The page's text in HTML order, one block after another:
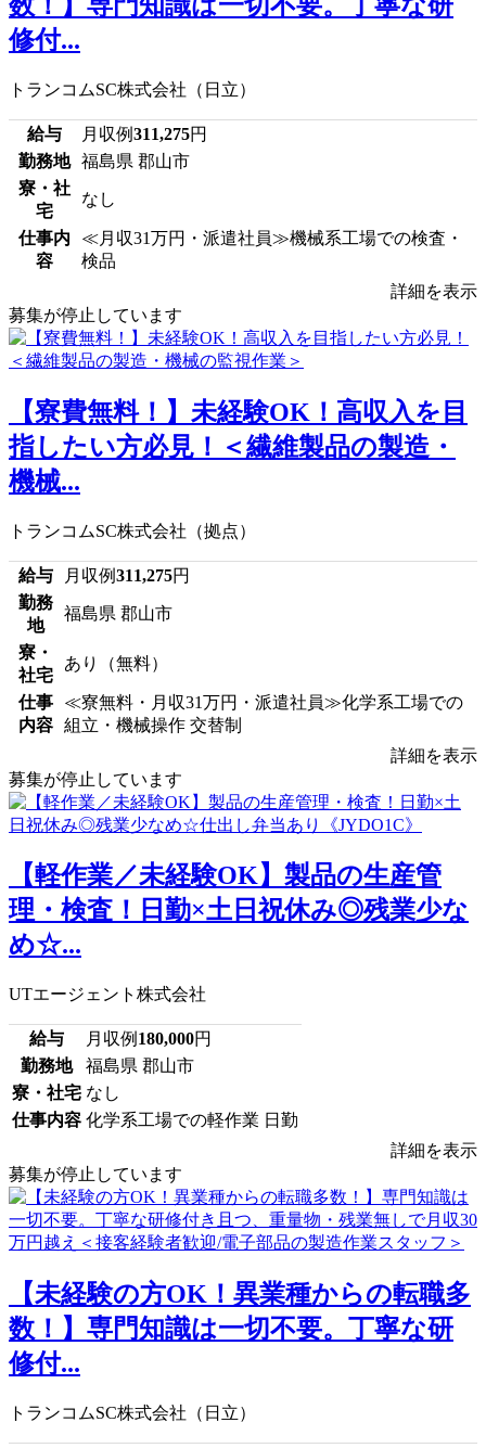
修付...
トランコムSC株式会社（日立）
給与 月収例311,275円
勤務地 福島県 郡山市
寮・社
宅
なし
仕事内
容
≪月収31万円・派遣社員≫機械系工場での検査・
検品
詳細を表示
募集が停止しています
【寮費無料！】未経験OK！高収入を目
指したい方必見！＜繊維製品の製造・
機械...
トランコムSC株式会社（拠点）
給与 月収例311,275円
勤務
地
福島県 郡山市
寮・
社宅
あり（無料）
仕事
内容
≪寮無料・月収31万円・派遣社員≫化学系工場での
組立・機械操作 交替制
詳細を表示
募集が停止しています
【軽作業／未経験OK】製品の生産管
理・検査！日勤×土日祝休み◎残業少な
め☆...
UTエージェント株式会社
給与 月収例 180,000円
勤務地
福島県 郡山市
寮・社宅 なし
仕事内容 化学系工場での軽作業 日勤
詳細を表示
募集が停止しています
【未経験の方OK！異業種からの転職多
数！】専門知識は一切不要。丁寧な研
修付...
トランコムSC株式会社（日立）